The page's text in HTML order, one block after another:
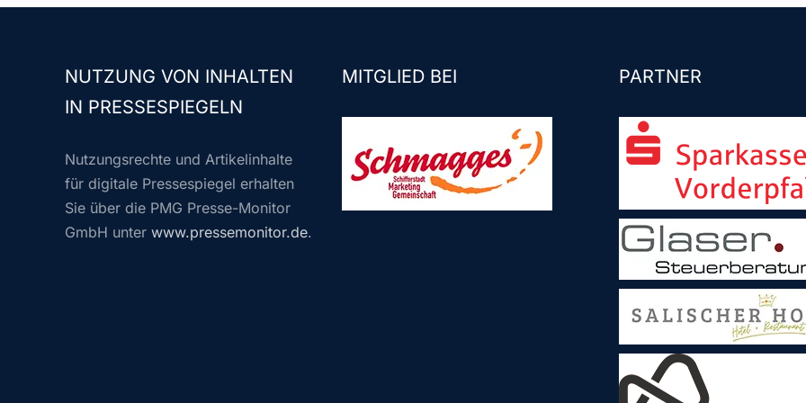
NUTZUNG VON INHALTEN
IN PRESSESPIEGELN
Nutzungsrechte und Artikelinhalte
für digitale Pressespiegel erhalten
Sie über die PMG Presse-Monitor
GmbH unter www.pressemonitor.de.
MITGLIED BEI PARTNER